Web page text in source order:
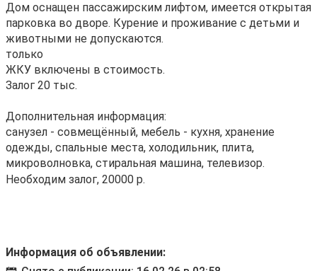
Дом оснащен пассажирским лифтом, имеется открытая
парковка во дворе. Курение и проживание с детьми и
животными не допускаются.
только
ЖКУ включены в стоимость.
Залог 20 тыс.
Дополнительная информация:
санузел - совмещённый, мебель - кухня, хранение
одежды, спальные места, холодильник, плита,
микроволновка, стиральная машина, телевизор.
Необходим залог, 20000 р.
Информация об объявлении: